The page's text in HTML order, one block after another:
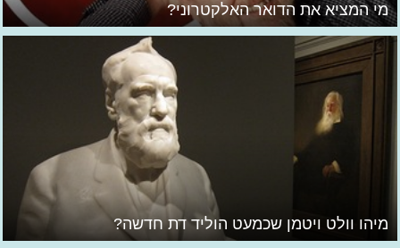
מי המציא את הדואר האלקטרוני?
מיהו וולט ויטמן שכמעט הוליד דת חדשה?